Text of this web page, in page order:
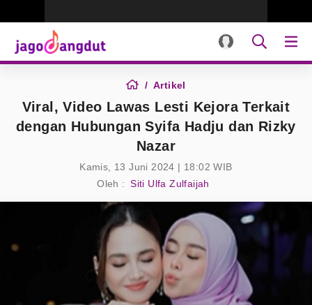
Artikel
Viral, Video Lawas Lesti Kejora Terkait
dengan Hubungan Syifa Hadju dan Rizky
Nazar
Kamis, 13 Juni 2024 | 18:02 WIB
Oleh : Siti Ulfa Zulfaijah